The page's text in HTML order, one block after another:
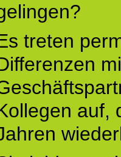
treten
auf,